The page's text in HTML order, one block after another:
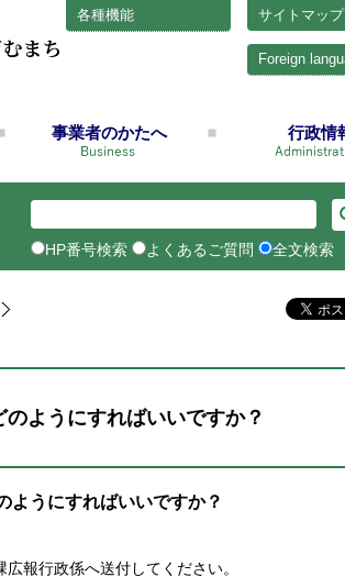
サイトマップ
各種機能
Foreign
事業者のかたへ 行政情
HP番号検索 よくあるご質問 全文検索
ようにすればいいですか？
ようにすればいいですか？
報行政係へ送付してください。